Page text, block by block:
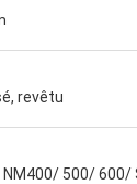
revêtu
500/ 600/